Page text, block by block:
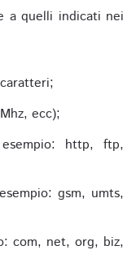
a quelli indicati nei
ecc);
http, ftp,
gsm, umts,
com, net, org, biz,